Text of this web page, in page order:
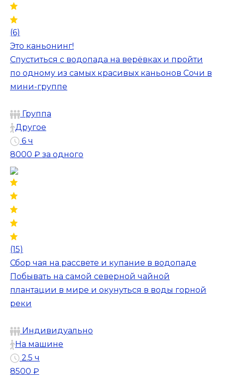
(6)
Это каньонинг!
Спуститься с водопада на верёвках и пройти
по одному из самых красивых каньонов Сочи в
мини-группе
Группа
Другое
6 ч
8000 ₽ за одного
(15)
Сбор чая на рассвете и купание в водопаде
Побывать на самой северной чайной
плантации в мире и окунуться в воды горной
реки
Индивидуально
На машине
2.5 ч
8500 ₽